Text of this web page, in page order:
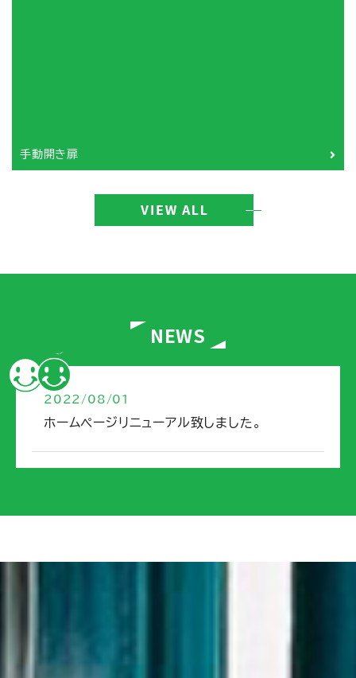
手動開き扉
NEWS
2022/08/01
ホームページリニューアル致しました。